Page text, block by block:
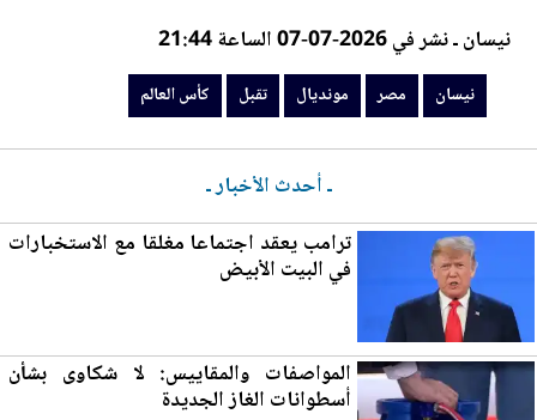
نيسان ـ نشر في 2026-07-07 الساعة 21:44
نيسان مصر مونديال تقبل كأس العالم
ـ أحدث الأخبار ـ
ترامب يعقد اجتماعا مغلقا مع الاستخبارات
في البيت الأبيض
المواصفات والمقاييس: لا شكاوى بشأن
أسطوانات الغازالجديدة